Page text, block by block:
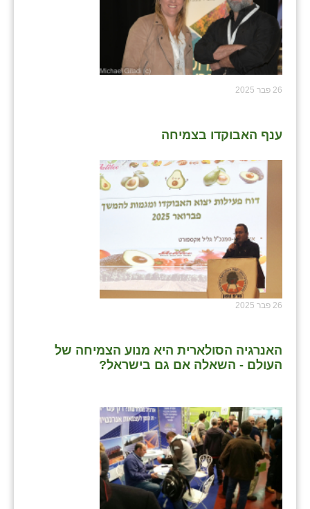
26 פבר 2025
ענף האבוקדו בצמיחה
26 פבר 2025
האנרגיה הסולארית היא מנוע הצמיחה של
העולם - השאלה אם גם בישראל?